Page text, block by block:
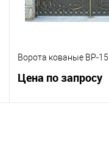
Ворота кованые ВР-15
Цена по запросу